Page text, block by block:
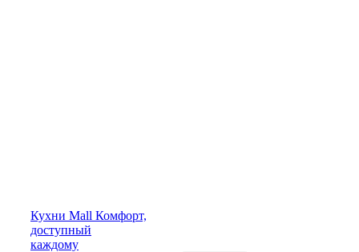
Кухни Mall Комфорт,
доступный
каждому